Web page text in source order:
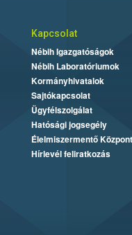
Kapcsolat
Nébih Igazgatóságok
Nébih Laboratóriumok
Kormányhivatalok
Sajtókapcsolat
Ügyfélszolgálat
Hatósági jogsegély
Élelmiszermentő Központ
Hírlevél feliratkozás